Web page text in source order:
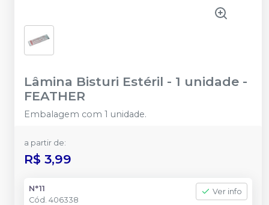
Lâmina Bisturi Estéril - 1 unidade -
FEATHER
Embalagem com 1 unidade.
a partir de:
R$ 3,99
N°11
Cód. 406338
Ver info